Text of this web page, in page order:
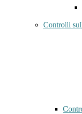
Controlli